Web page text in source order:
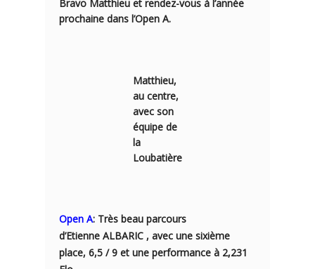
Bravo Matthieu et rendez-vous à l’année
prochaine dans l’Open A.
Matthieu,
au centre,
avec son
équipe de
la
Loubatière
Open A: Très beau parcours
d’Etienne ALBARIC , avec une sixième
place, 6,5 / 9 et une performance à 2,231